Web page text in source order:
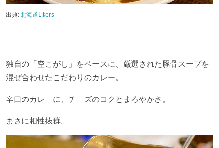
出典:北海道Likers
独自の「空こがし」をベースに、厳選された豚骨スープを
混ぜ合わせたこだわりのカレー。
辛口のカレーに、チーズのコクとまろやかさ。
まさに相性抜群。